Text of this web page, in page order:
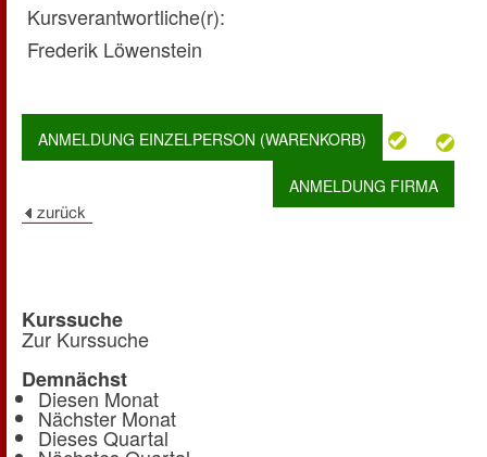
Kursverantwortliche(r):
Frederik Löwenstein
ANMELDUNG EINZELPERSON (WARENKORB)
ANMELDUNG FIRMA
Kurssuche
Zur Kurssuche
Demnächst
Diesen Monat
Nächster Monat
Dieses Quartal